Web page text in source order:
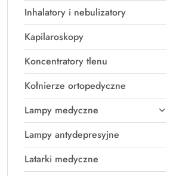
Inhalatory i nebulizatory
Kapilaroskopy
Koncentratory tlenu
Kołnierze ortopedyczne
Lampy medyczne
Lampy antydepresyjne
Latarki medyczne